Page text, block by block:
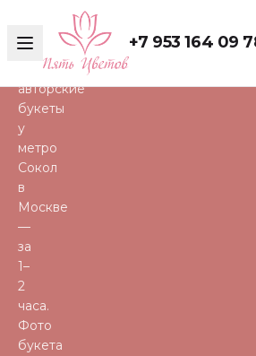
+7 953 164 09
пионы,
тюльпаны
авторские
букеты
у
метро
Сокол
в
Москве
—
за
1–
2
часа.
Фото
букета